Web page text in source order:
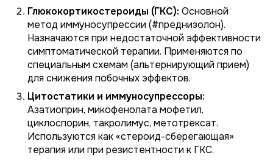
Глюкокортикостероиды (ГКС): Основной
метод иммуносупрессии (#преднизолон).
Назначаются при недостаточной эффективности
симптоматической терапии. Применяются по
специальным схемам (альтернирующий прием)
для снижения побочных эффектов.
Цитостатики и иммуносупрессоры:
Азатиоприн, микофенолата мофетил,
циклоспорин, такролимус, метотрексат.
Используются как «стероид-сберегающая»
терапия или при резистентности к ГКС.